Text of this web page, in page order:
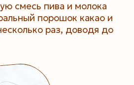
смесь пива и молока
порошок какао и
раз, доводя до